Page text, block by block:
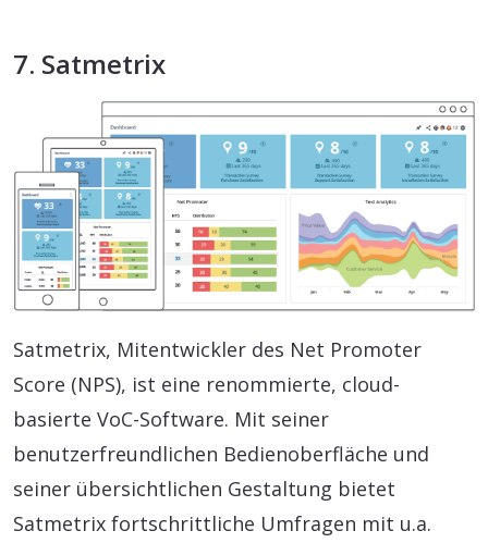
7. Satmetrix
Satmetrix, Mitentwickler des Net Promoter
Score (NPS), ist eine renommierte, cloud-
basierte VoC-Software. Mit seiner
benutzerfreundlichen Bedienoberfläche und
seiner übersichtlichen Gestaltung bietet
Satmetrix fortschrittliche Umfragen mit u.a.